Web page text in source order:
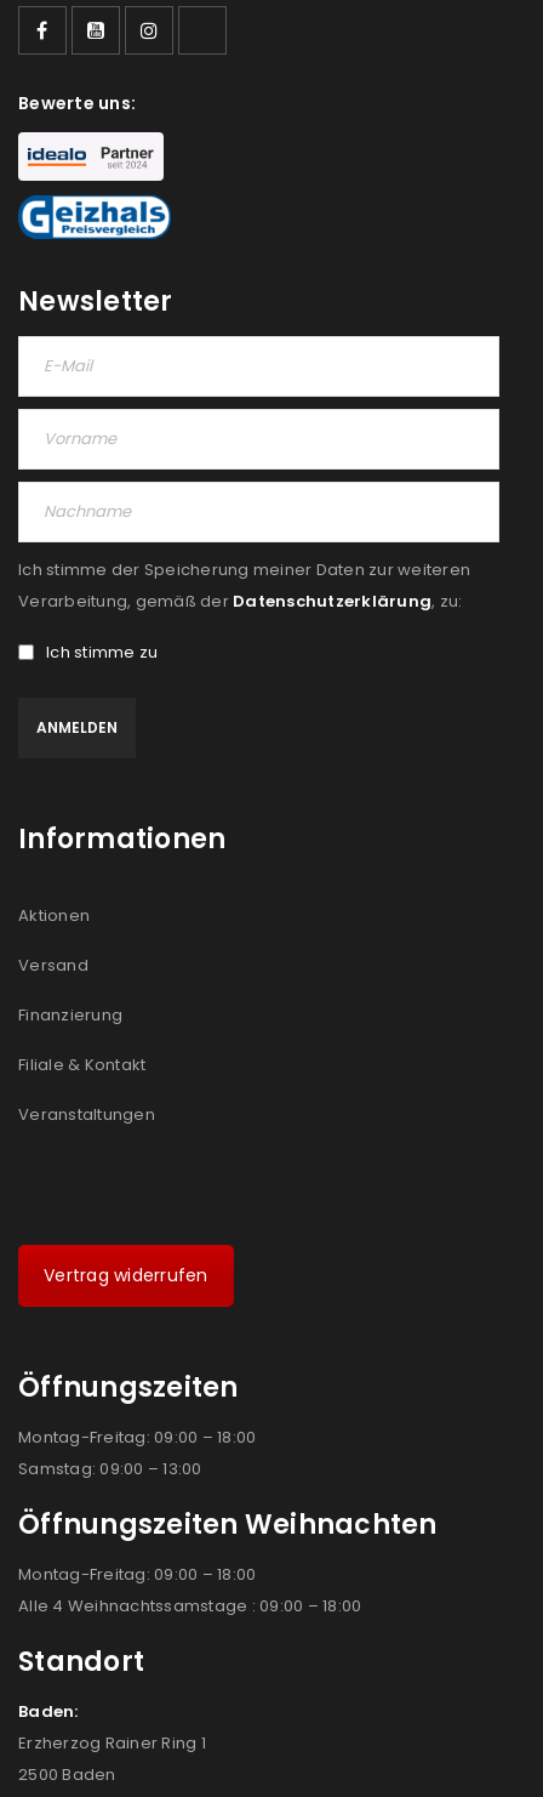
Bewerte uns:
Newsletter
Ich stimme der Speicherung meiner Daten zur weiteren
Verarbeitung, gemäß der Datenschutzerklärung, zu:
Ich stimme zu
Informationen
Aktionen
Versand
Finanzierung
Filiale & Kontakt
Veranstaltungen
Vertrag widerrufen
Öffnungszeiten
Montag-Freitag: 09:00 – 18:00
Samstag: 09:00 – 13:00
Öffnungszeiten Weihnachten
Montag-Freitag: 09:00 – 18:00
Alle 4 Weihnachtssamstage : 09:00 – 18:00
Standort
Baden:
Erzherzog Rainer Ring 1
2500 Baden